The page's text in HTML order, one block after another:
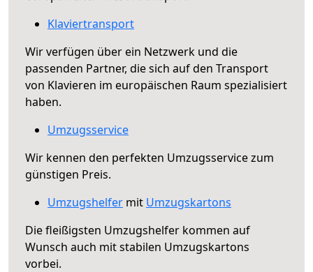
Klaviertransport
Wir verfügen über ein Netzwerk und die
passenden Partner, die sich auf den Transport
von Klavieren im europäischen Raum spezialisiert
haben.
Umzugsservice
Wir kennen den perfekten Umzugsservice zum
günstigen Preis.
Umzugshelfer mit Umzugskartons
Die fleißigsten Umzugshelfer kommen auf
Wunsch auch mit stabilen Umzugskartons
vorbei.